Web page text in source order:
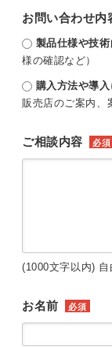
お問い合わせ内
製品仕様や技
様の確認など）
購入方法や導
販売店のご案内、
ご相談内容 必須
(1000文字以内) 自
お名前 必須